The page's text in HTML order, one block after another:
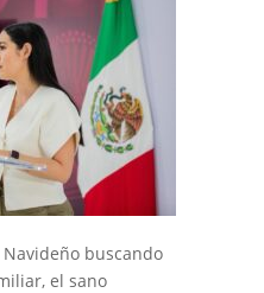
Navideño buscando
el sano